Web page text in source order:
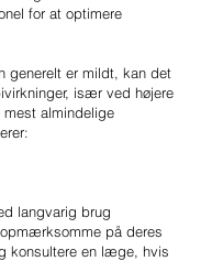
for at optimere
generelt er mildt, kan det
især ved højere
mest almindelige
langvarig brug
på deres
konsultere en læge, hvis